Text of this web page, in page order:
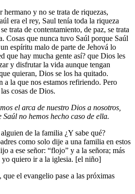
hermano y no se trata de riquezas,
era el rey, Saul tenía toda la riqueza
trata de contentamiento, de paz, se trata
Cosas que nunca tuvo Saúl porque Saúl
espíritu malo de parte de Jehová lo
que hay mucha gente así? que Dios les
y disfrutar la vida aunque tengan
quieran, Dios se los ha quitado.
a la que nos estamos refiriendo. Pero
cosas de Dios.
el arca de nuestro Dios a nosotros,
Saúl no hemos hecho caso de ella.
de la familia ¿Y sabe qué?
como solo dije a una familia en estos
a ese señor: “flojo” y a la señora; más
quiero ir a la iglesia. [el niño]
que el evangelio pase a las próximas